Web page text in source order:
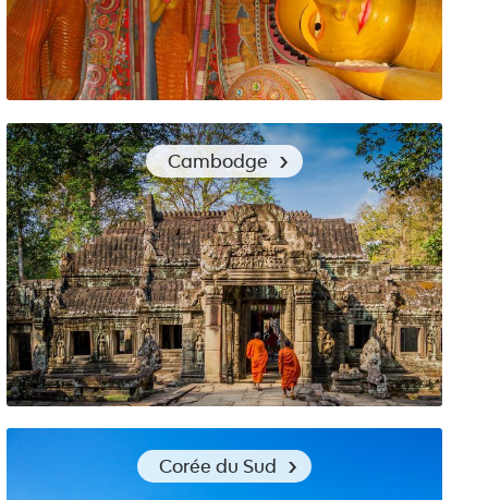
Quels vêtements emporter au Sri Lanka ?
Cambodge
Les vêtements de voyage pour découvrir le Cambodge
Corée du Sud